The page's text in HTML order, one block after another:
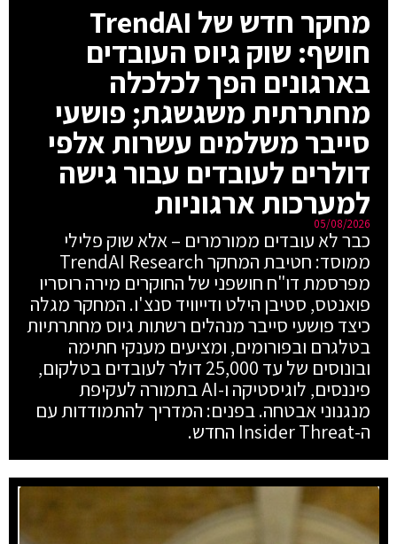
מחקר חדש של TrendAI
חושף: שוק גיוס העובדים
בארגונים הפך לכלכלה
מחתרתית משגשגת; פושעי
סייבר משלמים עשרות אלפי
דולרים לעובדים עבור גישה
למערכות ארגוניות
05/08/2026
כבר לא עובדים ממורמרים – אלא שוק פלילי
ממוסד: חטיבת המחקר TrendAI Research
מפרסמת דו"ח חושפני של החוקרים מירה רוסריו
פואנטס, סטיבן הילט ודייוויד סנצ'ו. המחקר מגלה
כיצד פושעי סייבר מנהלים רשתות גיוס מחתרתיות
בטלגרם ובפורומים, ומציעים מענקי חתימה
ובונוסים של עד 25,000 דולר לעובדים בטלקום,
פיננסים, לוגיסטיקה ו-AI בתמורה לעקיפת
מנגנוני אבטחה. בפנים: המדריך להתמודדות עם
ה-Insider Threat החדש.